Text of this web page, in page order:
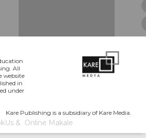
All
website
in
under
Kare Publishing is a subsidiary of Kare Media.
& Online Makale